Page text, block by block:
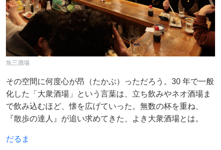
魚三酒場
その空間に何度心が昂（たかぶ）っただろう。30 年で一般
化した「大衆酒場」という言葉は、立ち飲みやネオ酒場ま
で飲み込むほど、懐を広げていった。無数の杯を重ね、
『散歩の達人』が追い求めてきた、よき大衆酒場とは。
だるま